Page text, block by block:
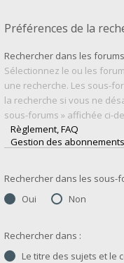
Préférences de la
Rechercher dans les
Sélectionnez le ou les
une recherche. Les sous-
la recherche si vous ne
sous-forums » affichée ci-
Rechercher dans les sous-
Oui
Non
Rechercher dans :
Le titre des sujets et le